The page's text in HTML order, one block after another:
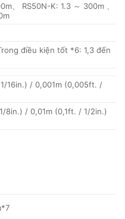
、 RS50N-K: 1.3 ～ 300m 、
điều kiện tốt *6: 1,3 đến
16in.) / 0,001m (0,005ft. /
8in.) / 0,01m (0,1ft. / 1/2in.)